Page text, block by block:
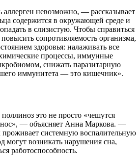
аллерген невозможно, — рассказывает
содержится в окружающей среде и
в слизистую. Чтобы справиться
сопротивляемость организма,
здоровья: налаживать все
процессы, иммунные
снижать паразитарную
иммунитета — это кишечник».
это не просто «чешутся
нос», — объясняет Анна Маркова. —
системную воспалительную
могут возникать нарушения сна,
работоспособность.